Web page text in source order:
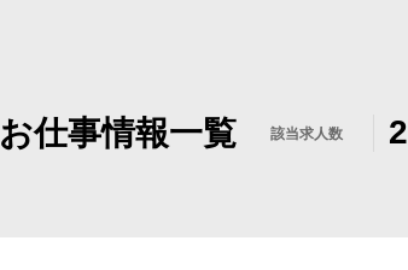
お仕事情報一覧 該当求人数 2